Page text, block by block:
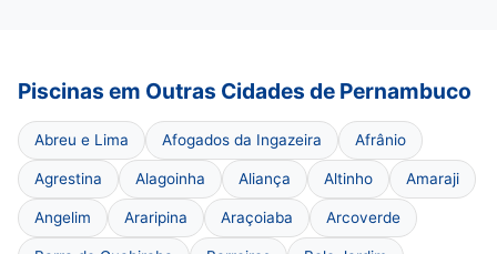
Piscinas em Outras Cidades de Pernambuco
Abreu e Lima Afogados da Ingazeira Afrânio
Agrestina Alagoinha Aliança Altinho Amaraji
Angelim Araripina Araçoiaba Arcoverde